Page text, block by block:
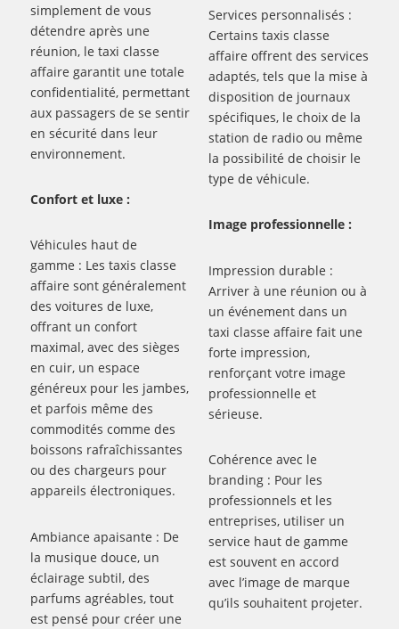
simplement de vous
détendre après une
réunion, le taxi classe
affaire garantit une totale
confidentialité, permettant
aux passagers de se sentir
en sécurité dans leur
environnement.
Confort et luxe :
Véhicules haut de
gamme : Les taxis classe
affaire sont généralement
des voitures de luxe,
offrant un confort
maximal, avec des sièges
en cuir, un espace
généreux pour les jambes,
et parfois même des
commodités comme des
boissons rafraîchissantes
ou des chargeurs pour
appareils électroniques.
Ambiance apaisante : De
la musique douce, un
éclairage subtil, des
parfums agréables, tout
est pensé pour créer une
Services personnalisés :
Certains taxis classe
affaire offrent des services
adaptés, tels que la mise à
disposition de journaux
spécifiques, le choix de la
station de radio ou même
la possibilité de choisir le
type de véhicule.
Image professionnelle :
Impression durable :
Arriver à une réunion ou à
un événement dans un
taxi classe affaire fait une
forte impression,
renforçant votre image
professionnelle et
sérieuse.
Cohérence avec le
branding : Pour les
professionnels et les
entreprises, utiliser un
service haut de gamme
est souvent en accord
avec l’image de marque
qu’ils souhaitent projeter.